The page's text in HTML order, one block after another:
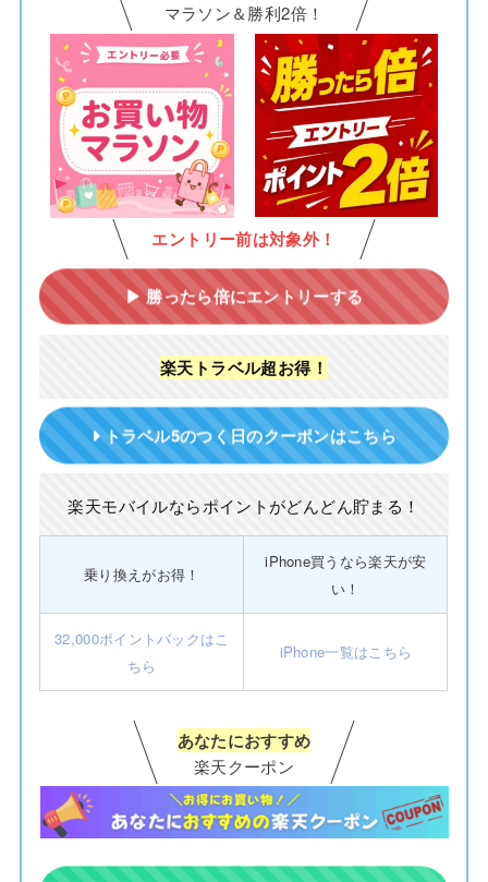
マラソン＆勝利2倍！
エントリー前は対象外！
▶ 勝ったら倍にエントリーする
楽天トラベル超お得！
トラベル5のつく日のクーポンはこちら
楽天モバイルならポイントがどんどん貯まる！
乗り換えがお得！
iPhone買うなら楽天が安
い！
32,000ポイントバックはこ
ちら
iPhone一覧はこちら
あなたにおすすめ
楽天クーポン